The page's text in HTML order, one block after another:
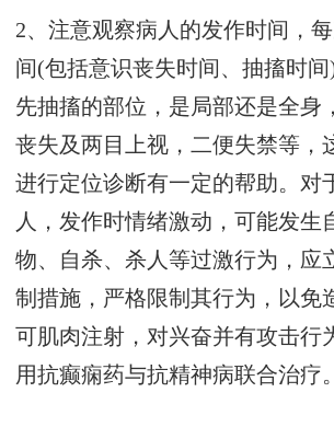
2、注意观察病人的发作时间，
间(包括意识丧失时间、抽搐时
先抽搐的部位，是局部还是全身
丧失及两目上视，二便失禁等，
进行定位诊断有一定的帮助。对
人，发作时情绪激动，可能发生
物、自杀、杀人等过激行为，应
制措施，严格限制其行为，以免
可肌肉注射，对兴奋并有攻击行
用抗癫痫药与抗精神病联合治疗。